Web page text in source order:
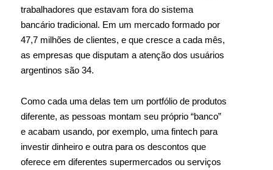
trabalhadores que estavam fora do sistema
bancário tradicional. Em um mercado formado por
47,7 milhões de clientes, e que cresce a cada mês,
as empresas que disputam a atenção dos usuários
argentinos são 34.
Como cada uma delas tem um portfólio de produtos
diferente, as pessoas montam seu próprio “banco”
e acabam usando, por exemplo, uma fintech para
investir dinheiro e outra para os descontos que
oferece em diferentes supermercados ou serviços